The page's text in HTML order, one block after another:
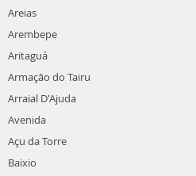
Areias
Arembepe
Aritaguá
Armação do Tairu
Arraial D'Ajuda
Avenida
Açu da Torre
Baixio